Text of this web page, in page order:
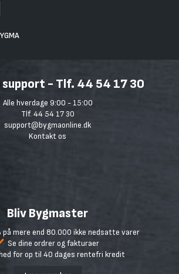
support - Tlf. 44 54 17 30
Alle hverdage 9:00 - 15:00
Tlf. 44 54 17 30
support@bygmaonline.dk
Kontakt os
Bliv Bygmaster
på mere end 80.000 ikke nedsatte varer
Se dine ordrer og fakturaer
for op til 40 dages rentefri kredit